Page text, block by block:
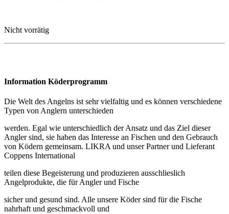
Nicht vorrätig
Information Köderprogramm
Die Welt des Angelns ist sehr vielfaltig und es können verschiedene
Typen von Anglern unterschieden
werden. Egal wie unterschiedlich der Ansatz und das Ziel dieser
Angler sind, sie haben das Interesse an Fischen und den Gebrauch
von Ködern gemeinsam. LIKRA und unser Partner und Lieferant
Coppens International
teilen diese Begeisterung und produzieren ausschlieslich
Angelprodukte, die für Angler und Fische
sicher und gesund sind. Alle unsere Köder sind für die Fische
nahrhaft und geschmackvoll und